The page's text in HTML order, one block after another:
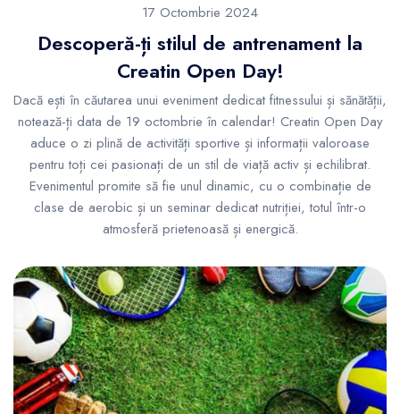
17 Octombrie 2024
Descoperă-ți stilul de antrenament la
Creatin Open Day!
Dacă ești în căutarea unui eveniment dedicat fitnessului și sănătății,
notează-ți data de 19 octombrie în calendar! Creatin Open Day
aduce o zi plină de activități sportive și informații valoroase
pentru toți cei pasionați de un stil de viață activ și echilibrat.
Evenimentul promite să fie unul dinamic, cu o combinație de
clase de aerobic și un seminar dedicat nutriției, totul într-o
atmosferă prietenoasă și energică.